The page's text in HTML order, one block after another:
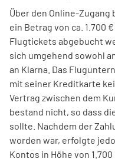
Über den Online-Zugang
ein Betrag von ca. 1.700
Flugtickets abgebucht
sich umgehend sowohl
an Klarna. Das
mit seiner Kreditkarte
Vertrag zwischen dem
bestand nicht, so dass
sollte. Nachdem der
worden war, erfolgte
Kontos in Höhe von